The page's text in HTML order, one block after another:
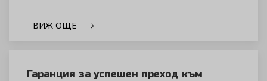
ВИЖ ОЩЕ
Гаранция за успешен преход към